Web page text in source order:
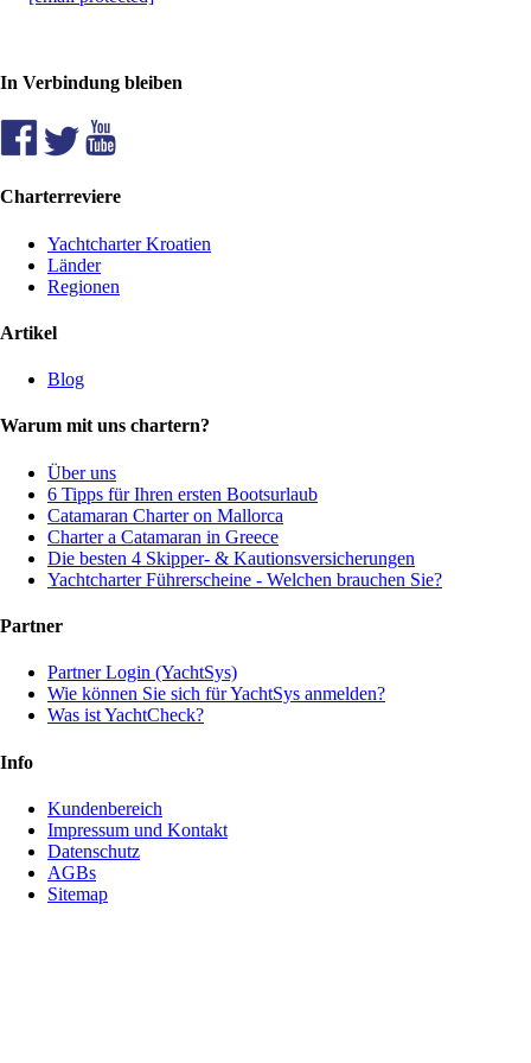
In Verbindung bleiben
Charterreviere
Yachtcharter Kroatien
Länder
Regionen
Artikel
Blog
Warum mit uns chartern?
Über uns
6 Tipps für Ihren ersten Bootsurlaub
Catamaran Charter on Mallorca
Charter a Catamaran in Greece
Die besten 4 Skipper- & Kautionsversicherungen
Yachtcharter Führerscheine - Welchen brauchen Sie?
Partner
Partner Login (YachtSys)
Wie können Sie sich für YachtSys anmelden?
Was ist YachtCheck?
Info
Kundenbereich
Impressum und Kontakt
Datenschutz
AGBs
Sitemap